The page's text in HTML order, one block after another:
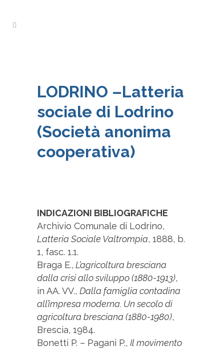
LODRINO –Latteria
sociale di Lodrino
(Società anonima
cooperativa)
INDICAZIONI BIBLIOGRAFICHE
Archivio Comunale di Lodrino,
Latteria Sociale Valtrompia, 1888, b.
1, fasc. 1.1.
Braga E., L’agricoltura bresciana
dalla crisi allo sviluppo (1880-1913),
in AA. VV., Dalla famiglia contadina
all’impresa moderna. Un secolo di
agricoltura bresciana (1880-1980),
Brescia, 1984.
Bonetti P. – Pagani P., Il movimento